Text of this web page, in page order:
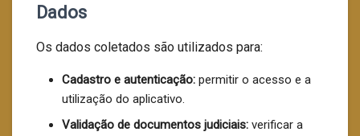
Dados
Os dados coletados são utilizados para:
Cadastro e autenticação: permitir o acesso e a
utilização do aplicativo.
Validação de documentos judiciais: verificar a